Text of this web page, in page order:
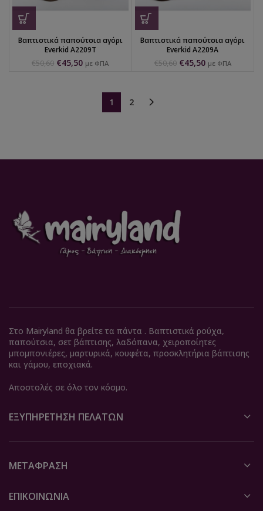
Βαπτιστικά παπούτσια αγόρι
Everkid Α2209Τ
€50,60 €45,50 με ΦΠΑ
Βαπτιστικά παπούτσια αγόρι
Everkid Α2209Α
€50,60 €45,50 με ΦΠΑ
1 2
Στο Mairyland θα βρείτε τα πάντα . Βαπτιστικά ρούχα,
παπούτσια, σετ βάπτισης, λαδόπανα, χειροποίητες
μπομπονιέρες, μαρτυρικά, κουφέτα, προσκλητήρια βάπτισης
και γάμου, εποχιακά.
Αποστολές σε όλο τον κόσμο.
ΕΞΥΠΗΡΈΤΗΣΗ ΠΕΛΑΤΏΝ
ΜΕΤΆΦΡΑΣΗ
ΕΠΙΚΟΙΝΩΝΙΑ